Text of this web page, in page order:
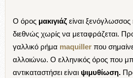
Ο όρος μακιγιάζ είναι ξενόγλωσσος
διεθνώς χωρίς να μεταφράζεται.
γαλλικό ρήμα maquiller που
αλλοιώνω. Ο ελληνικός όρος που
αντικαταστήσει είναι ψιμυθίωση.